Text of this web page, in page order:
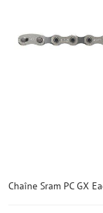
Chaîne Sram PC GX